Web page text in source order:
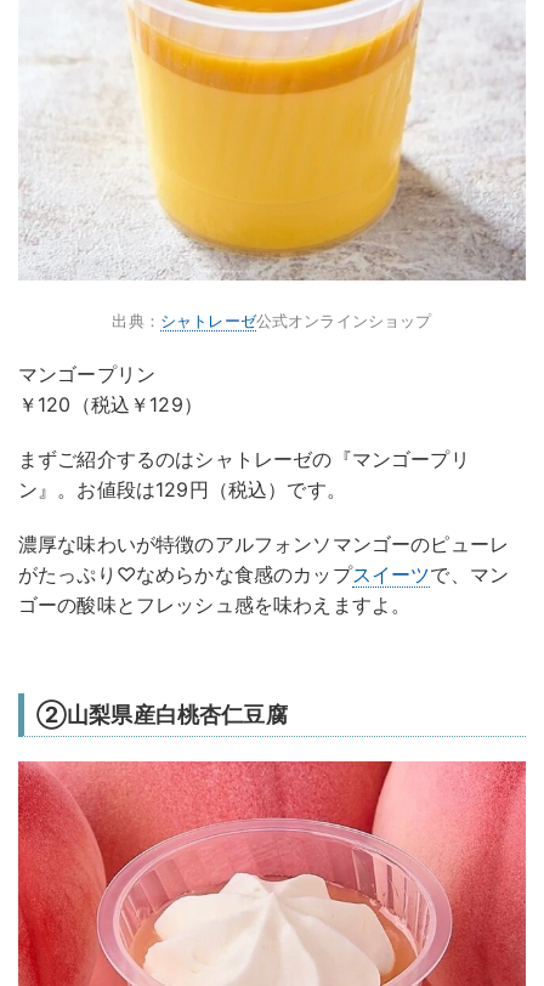
出典： シャトレーゼ公式オンラインショップ
マンゴープリン
￥120（税込￥129）
まずご紹介するのはシャトレーゼの『マンゴープリ
ン』。お値段は129円（税込）です。
濃厚な味わいが特徴のアルフォンソマンゴーのピューレ
がたっぷり♡なめらかな食感のカップスイーツで、マン
ゴーの酸味とフレッシュ感を味わえますよ。
②山梨県産白桃杏仁豆腐